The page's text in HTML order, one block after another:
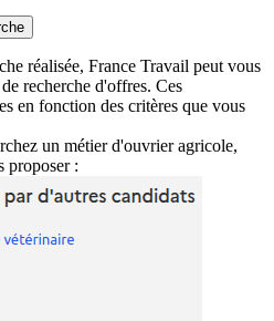
réalisée, France Travail peut vous
recherche d'offres. Ces
en fonction des critères que vous
un métier d'ouvrier agricole,
proposer :